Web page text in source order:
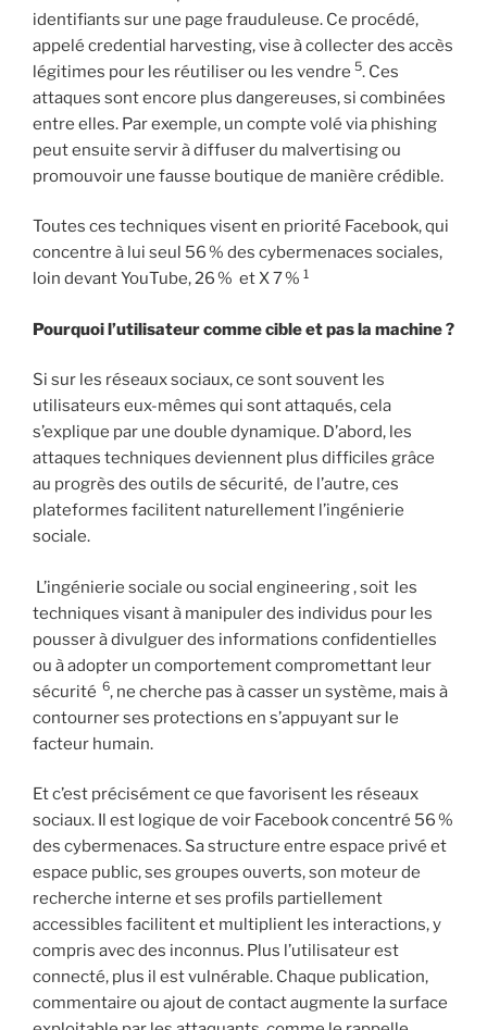
identifiants sur une page frauduleuse. Ce procédé,
appelé credential harvesting, vise à collecter des accès
légitimes pour les réutiliser ou les vendre 5. Ces
attaques sont encore plus dangereuses, si combinées
entre elles. Par exemple, un compte volé via phishing
peut ensuite servir à diffuser du malvertising ou
promouvoir une fausse boutique de manière crédible.
Toutes ces techniques visent en priorité Facebook, qui
concentre à lui seul 56 % des cybermenaces sociales,
loin devant YouTube, 26 % et X 7 % 1
Pourquoi l’utilisateur comme cible et pas la machine ?
Si sur les réseaux sociaux, ce sont souvent les
utilisateurs eux-mêmes qui sont attaqués, cela
s’explique par une double dynamique. D’abord, les
attaques techniques deviennent plus difficiles grâce
au progrès des outils de sécurité, de l’autre, ces
plateformes facilitent naturellement l’ingénierie
sociale.
L’ingénierie sociale ou social engineering , soit les
techniques visant à manipuler des individus pour les
pousser à divulguer des informations confidentielles
ou à adopter un comportement compromettant leur
sécurité 6, ne cherche pas à casser un système, mais à
contourner ses protections en s’appuyant sur le
facteur humain.
Et c’est précisément ce que favorisent les réseaux
sociaux. Il est logique de voir Facebook concentré 56 %
des cybermenaces. Sa structure entre espace privé et
espace public, ses groupes ouverts, son moteur de
recherche interne et ses profils partiellement
accessibles facilitent et multiplient les interactions, y
compris avec des inconnus. Plus l’utilisateur est
connecté, plus il est vulnérable. Chaque publication,
commentaire ou ajout de contact augmente la surface